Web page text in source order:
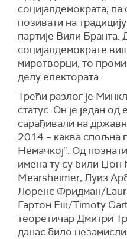
социјалдемократа,
позивати на
партије Вили
социјалдемократе
миротворци, то
делу електората.
Трећи разлог је
статус. Он је један од
сарађивали на
2014 – каква спољна
Немачкој“. Од
имена ту су били
Mearsheimer, Луиз
Лоренс Фридман/
Гартон Еш/Timoty
теоретичар Дмитри
данас било